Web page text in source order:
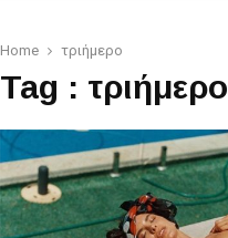
Home τριήμερο
Tag : τριήμερο